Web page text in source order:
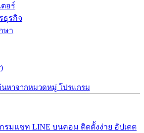
ตอร์
ธุรกิจ
ษา
นหาจากหมวดหมู่ โปรแกรม
รมแชท LINE บนคอม ติดตั้งง่าย อัปเดต